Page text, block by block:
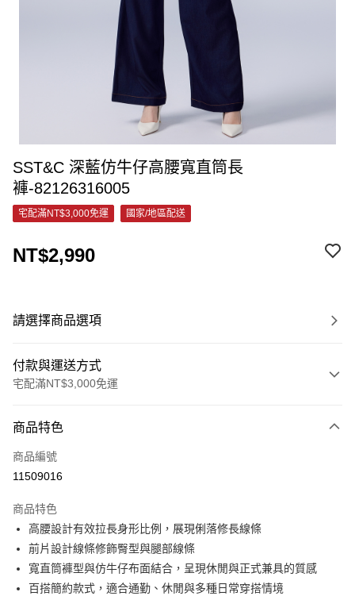
SST&C 深藍仿牛仔高腰寬直筒長
褲-82126316005
宅配滿NT$3,000免運 國家/地區配送
NT$2,990
請選擇商品選項
付款與運送方式
宅配滿NT$3,000免運
信用卡一次付款
信用卡分期付款
合作金庫商業銀行
華南商業銀行
彰化商業銀行
上海商業儲蓄銀行
台北富邦商業銀行
國泰世華商業銀行
兆豐國際商業銀行
臺灣中小企業銀行
台中商業銀行
6 期 0 利率 每期
華南商業銀行
彰化商業銀行
上海商業儲蓄銀行
台北富邦商業銀行
國泰世華商業銀行
兆豐國際商業銀行
LINE Pay
Apple Pay
商品特色
商品編號
11509016
商品特色
高腰設計有效拉長身形比例，展現俐落修長線條
前片設計線條修飾臀型與腿部線條
寬直筒褲型與仿牛仔布面結合，呈現休閒與正式兼具的質感
百搭簡約款式，適合通勤、休閒與多種日常穿搭情境